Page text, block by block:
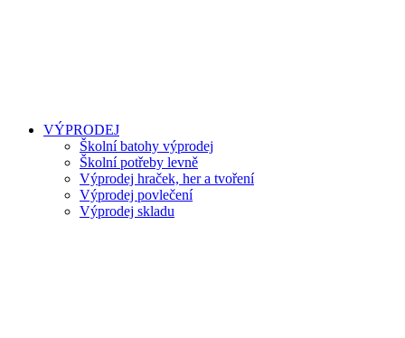
VÝPRODEJ
Školní batohy výprodej
Školní potřeby levně
Výprodej hraček, her a tvoření
Výprodej povlečení
Výprodej skladu